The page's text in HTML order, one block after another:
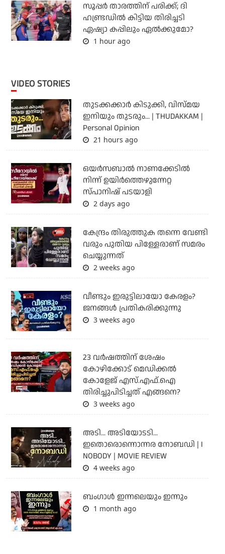
സൂപ്പര്‍ താരത്തിന് പരിക്ക്; ദി
ഹണ്ട്രഡില്‍ കിട്ടിയ തിരിച്ചടി
ഏഷ്യാ കപ്പിലും ഏല്‍ക്കുമോ?
1 hour ago
VIDEO STORIES
തുടക്കക്കാര്‍ കിടുക്കി, വിസ്മയ
ഇനിയും തുടരും... | THUDAKKAM |
Personal Opinion
21 hours ago
ഒയര്‍സബാൽ നാണക്കേടിൽ
നിന്ന് ഉയിർത്തെഴുന്നേറ്റ
സ്പാനിഷ് പടയാളി
2 days ago
കേന്ദ്രം തിരുത്തുക തന്നെ വേണ്ടി
വരും പുതിയ പിള്ളേരാണ് സമരം
ചെയ്യുന്നത്
2 weeks ago
വീണ്ടും ഇരുട്ടിലായോ കേരളം?
ജനങ്ങൾ പ്രതികരിക്കുന്നു
3 weeks ago
23 വർഷത്തിന് ശേഷം
കോഴിക്കോട് മെഡിക്കൽ
കോളേജ് എസ്.എഫ്.ഐ
തിരിച്ചുപിടിച്ചത് എങ്ങനെ?
3 weeks ago
അടി... അടിയോടടി...
ഇതൊരൊന്നൊന്നര നോബഡി | I
NOBODY | MOVIE REVIEW
4 weeks ago
ബംഗാള്‍ ഇന്നലെയും ഇന്നും
1 month ago